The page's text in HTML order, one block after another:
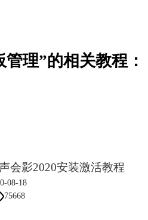
，一般是在默认路径：系统盘符
。
理”的相关教程：
会影2020安装激活教程
08-18
75668